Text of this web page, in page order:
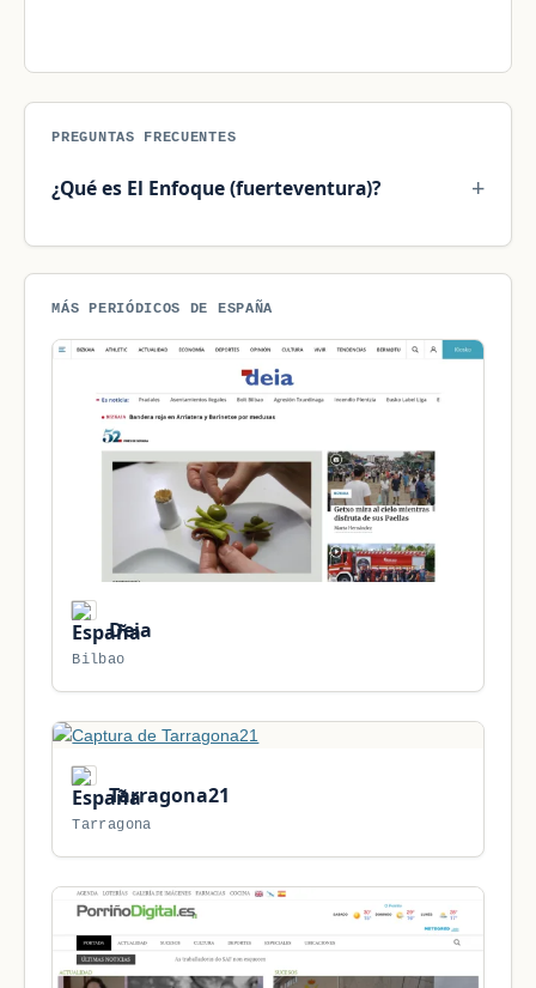
PREGUNTAS FRECUENTES
¿Qué es El Enfoque (fuerteventura)?
MÁS PERIÓDICOS DE ESPAÑA
Deia
Bilbao
Tarragona21
Tarragona